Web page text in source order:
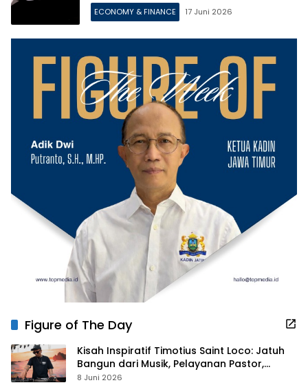
ECONOMY & FINANCE 17 Juni 2026
Figure of The Day
Kisah Inspiratif Timotius Saint Loco: Jatuh
Bangun dari Musik, Pelayanan Pastor,
hingga Gurita Bisnis Sambal Babon
8 Juni 2026